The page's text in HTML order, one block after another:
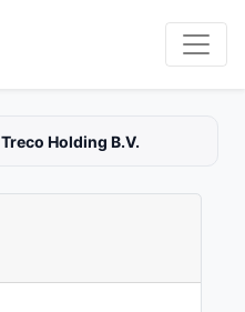
Treco Holding B.V.